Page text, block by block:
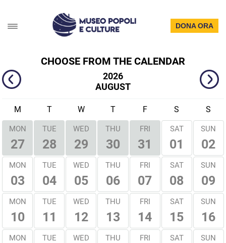
DONA ORA
CHOOSE FROM THE CALENDAR
2026
AUGUST
M T W T F S S
MON
27
TUE
28
WED
29
THU
30
FRI
31
SAT
01
SUN
02
MON
03
TUE
04
WED
05
THU
06
FRI
07
SAT
08
SUN
09
MON
10
TUE
11
WED
12
THU
13
FRI
14
SAT
15
SUN
16
MON TUE WED THU FRI SAT SUN